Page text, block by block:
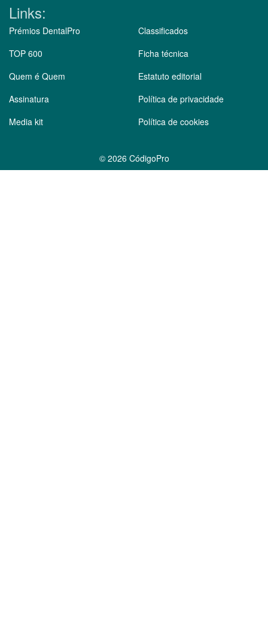
Links:
Prémios DentalPro
TOP 600
Quem é Quem
Assinatura
Media kit
Classificados
Ficha técnica
Estatuto editorial
Política de privacidade
Política de cookies
© 2026 CódigoPro